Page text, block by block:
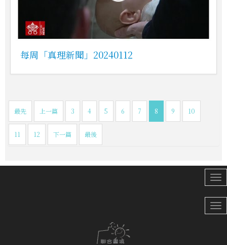
每周「真理新聞」20240112
最先 上一篇 3 4 5 6 7 8 9 10
11 12 下一篇 最後